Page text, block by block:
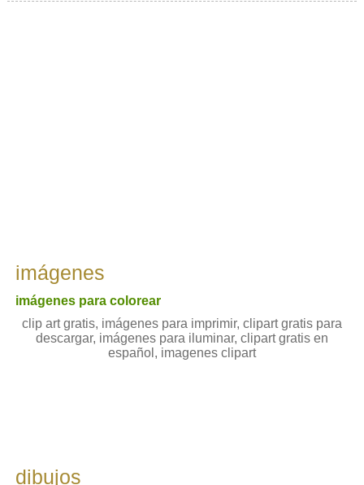
imágenes
imágenes para colorear
clip art gratis, imágenes para imprimir, clipart gratis para
descargar, imágenes para iluminar, clipart gratis en
español, imagenes clipart
dibujos